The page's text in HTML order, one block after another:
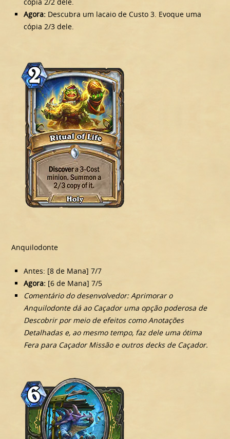
Agora: Descubra um lacaio de Custo 3. Evoque uma
cópia 2/3 dele.
Anquilodonte
Antes: [8 de Mana] 7/7
Agora: [6 de Mana] 7/5
Comentário do desenvolvedor: Aprimorar o
Anquilodonte dá ao Caçador uma opção poderosa de
Descobrir por meio de efeitos como Anotações
Detalhadas e, ao mesmo tempo, faz dele uma ótima
Fera para Caçador Missão e outros decks de Caçador.